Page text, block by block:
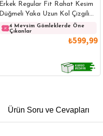
Erkek Regular Fit Rahat Kesim
Düğmeli Yaka Uzun Kol Çizgili
Pamuklu Lacivert Gömlek
4 Mevsim Gömleklerde Öne
Çıkanlar
₺599,99
KEMER BOXER
Ürün Soru ve Cevapları